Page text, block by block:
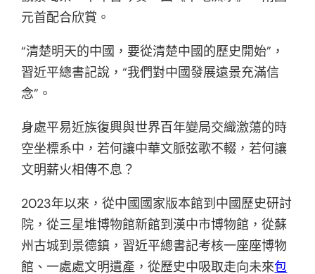
元首配合欣賞。
“清楚明天的中國，要從清楚中國的歷史開始”，
習近平總書記說，“我們對中國發展遠景充滿信
念”。
身處平易近族復興與世界百年變局交織激蕩的時
空坐標系中，若何讓中華文脈弦歌不輟，若何讓
文明薪火相傳不息？
2023年以來，從中國國家版本館到中國歷史研討
院，從三星堆博物館新館到漢中市博物館，從蘇
州古城到景德鎮，習近平總書記考核一座座博物
館、一處處文明遺產，從歷史中吸取走向未來包